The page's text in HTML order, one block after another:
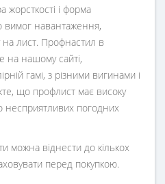
жорсткості і форма
вимог навантаження,
лист. Профнастил в
на нашому сайті,
гамі, з різними вигинами і
що профлист має високу
несприятливих погодних
можна віднести до кількох
перед покупкою.